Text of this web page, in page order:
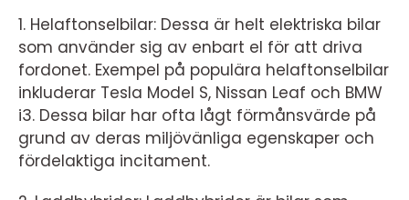
1. Helaftonselbilar: Dessa är helt elektriska bilar
som använder sig av enbart el för att driva
fordonet. Exempel på populära helaftonselbilar
inkluderar Tesla Model S, Nissan Leaf och BMW
i3. Dessa bilar har ofta lågt förmånsvärde på
grund av deras miljövänliga egenskaper och
fördelaktiga incitament.